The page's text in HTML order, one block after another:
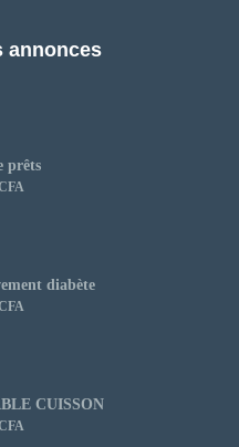
annonces
prêts
diabète
CUISSON